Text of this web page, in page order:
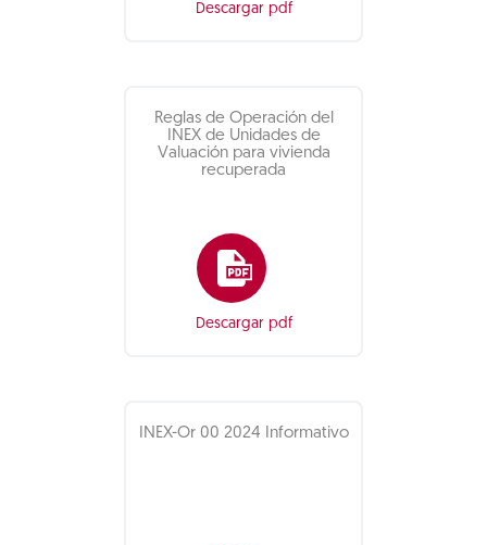
Descargar pdf
Reglas de Operación del
INEX de Unidades de
Valuación para vivienda
recuperada
Descargar pdf
INEX-Or 00 2024 Informativo